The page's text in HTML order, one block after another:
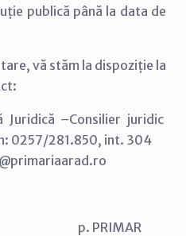
publică până la data de
vă stăm la dispoziție la
Juridică –Consilier juridic
0257/281.850, int. 304